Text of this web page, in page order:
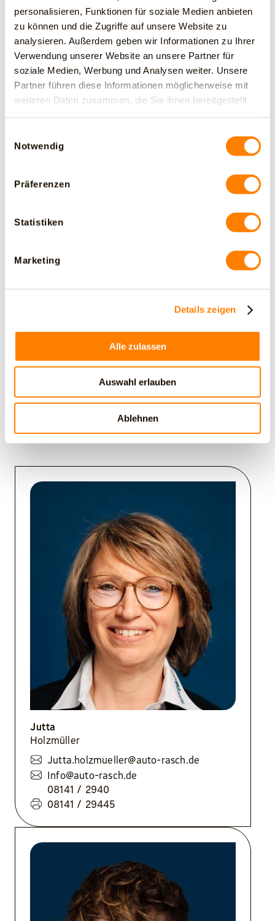
personalisieren, Funktionen für soziale Medien anbieten
zu können und die Zugriffe auf unsere Website zu
analysieren. Außerdem geben wir Informationen zu Ihrer
Verwendung unserer Website an unsere Partner für
soziale Medien, Werbung und Analysen weiter. Unsere
Partner führen diese Informationen möglicherweise mit
weiteren Daten zusammen, die Sie ihnen bereitgestellt
Notwendig
Präferenzen
Statistiken
Marketing
Details zeigen
Alle zulassen
Auswahl erlauben
Ablehnen
08141 / 29439
Information/Service
Jutta
Holzmüller
Jutta.holzmueller@auto-rasch.de
Info@auto-rasch.de
08141 / 2940
08141 / 29445